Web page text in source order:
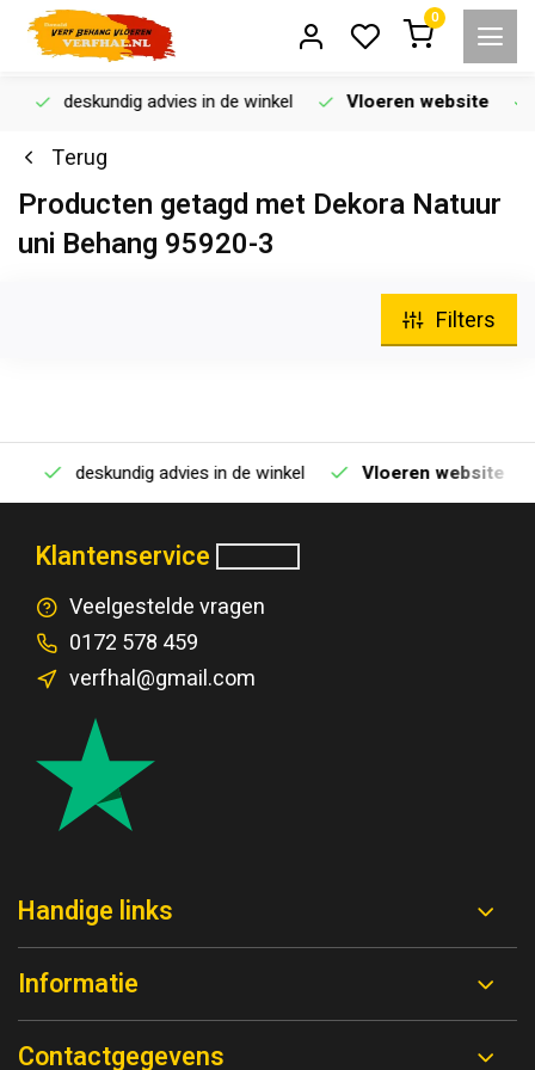
0
deskundig advies in de winkel Vloeren website
Terug
Producten getagd met Dekora Natuur
uni Behang 95920-3
Filters
deskundig advies in de winkel Vloeren website
Klantenservice
Veelgestelde vragen
0172 578 459
verfhal@gmail.com
Handige links
Informatie
Contactgegevens